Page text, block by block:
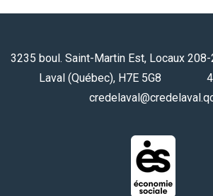
3235 boul. Saint-Martin Est,
Laval (Québec), H7E 5G8